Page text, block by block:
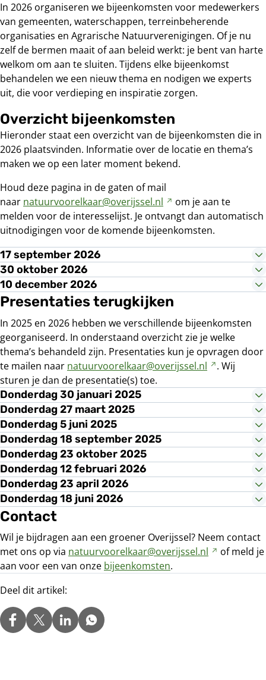
In 2026 organiseren we bijeenkomsten voor medewerkers
van gemeenten, waterschappen, terreinbeherende
organisaties en Agrarische Natuurverenigingen. Of je nu
zelf de bermen maait of aan beleid werkt: je bent van harte
welkom om aan te sluiten. Tijdens elke bijeenkomst
behandelen we een nieuw thema en nodigen we experts
uit, die voor verdieping en inspiratie zorgen.
Overzicht bijeenkomsten
Hieronder staat een overzicht van de bijeenkomsten die in
2026 plaatsvinden. Informatie over de locatie en thema’s
maken we op een later moment bekend.
Houd deze pagina in de gaten of mail
naar natuurvoorelkaar@overijssel.nl
Verwijst
naar
een
andere
website
om je aan te
melden voor de interesselijst. Je ontvangt dan automatisch
uitnodigingen voor de komende bijeenkomsten.
17 september 2026
30 oktober 2026
10 december 2026
Presentaties terugkijken
In 2025 en 2026 hebben we verschillende bijeenkomsten
georganiseerd. In onderstaand overzicht zie je welke
thema’s behandeld zijn. Presentaties kun je opvragen door
te mailen naar natuurvoorelkaar@overijssel.nl
Verwijst
. Wij
sturen je dan de presentatie(s) toe.
Donderdag 30 januari 2025
Donderdag 27 maart 2025
Donderdag 5 juni 2025
Donderdag 18 september 2025
Donderdag 23 oktober 2025
Donderdag 12 februari 2026
Donderdag 23 april 2026
Donderdag 18 juni 2026
Contact
Wil je bijdragen aan een groener Overijssel? Neem contact
met ons op via natuurvoorelkaar@overijssel.nl
Verwijst
of meld je
aan voor een van onze bijeenkomsten.
Deel dit artikel: